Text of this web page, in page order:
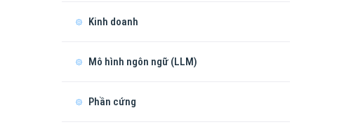
Kinh doanh
Mô hình ngôn ngữ (LLM)
Phần cứng